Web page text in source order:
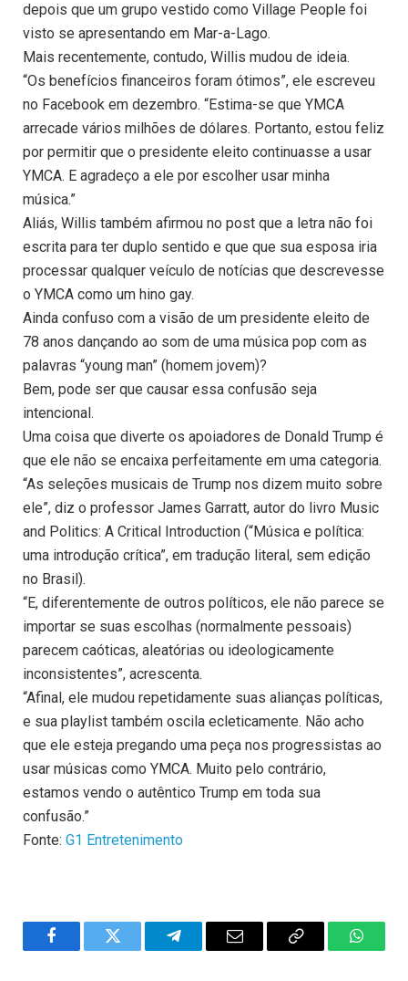
depois que um grupo vestido como Village People foi
visto se apresentando em Mar-a-Lago.
Mais recentemente, contudo, Willis mudou de ideia.
“Os benefícios financeiros foram ótimos”, ele escreveu
no Facebook em dezembro. “Estima-se que YMCA
arrecade vários milhões de dólares. Portanto, estou feliz
por permitir que o presidente eleito continuasse a usar
YMCA. E agradeço a ele por escolher usar minha
música.”
Aliás, Willis também afirmou no post que a letra não foi
escrita para ter duplo sentido e que que sua esposa iria
processar qualquer veículo de notícias que descrevesse
o YMCA como um hino gay.
Ainda confuso com a visão de um presidente eleito de
78 anos dançando ao som de uma música pop com as
palavras “young man” (homem jovem)?
Bem, pode ser que causar essa confusão seja
intencional.
Uma coisa que diverte os apoiadores de Donald Trump é
que ele não se encaixa perfeitamente em uma categoria.
“As seleções musicais de Trump nos dizem muito sobre
ele”, diz o professor James Garratt, autor do livro Music
and Politics: A Critical Introduction (“Música e política:
uma introdução crítica”, em tradução literal, sem edição
no Brasil).
“E, diferentemente de outros políticos, ele não parece se
importar se suas escolhas (normalmente pessoais)
parecem caóticas, aleatórias ou ideologicamente
inconsistentes”, acrescenta.
“Afinal, ele mudou repetidamente suas alianças políticas,
e sua playlist também oscila ecleticamente. Não acho
que ele esteja pregando uma peça nos progressistas ao
usar músicas como YMCA. Muito pelo contrário,
estamos vendo o autêntico Trump em toda sua
confusão.”
Fonte: G1 Entretenimento
FacebookTwitter TelegramEmail
Copy